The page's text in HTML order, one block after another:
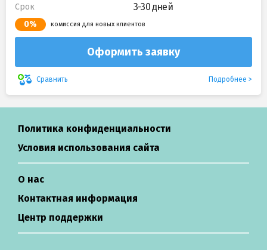
Срок 3-30 дней
0% комиссия для новых клиентов
Оформить заявку
Сравнить Подробнее
Политика конфиденциальности
Условия использования сайта
О нас
Контактная информация
Центр поддержки